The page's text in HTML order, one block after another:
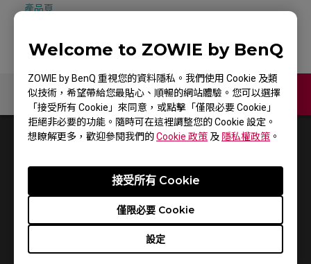
Welcome to ZOWIE by BenQ
ZOWIE by BenQ 重視您的資料隱私。我們使用 Cookie 及類
似技術，希望帶給您最貼心、順暢的網站體驗。您可以選擇
「接受所有 Cookie」來同意，或點擊「僅限必要 Cookie」
拒絕非必要的功能。隨時可在這裡調整您的 Cookie 設定。
想瞭解更多，歡迎參閱我們的Cookie 政策 及 隱私權政策 。
設定
僅限必要 Cookie
接受所有 Cookie
產品頁
聯絡我們
1 結果 Default